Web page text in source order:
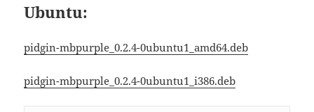
Ubuntu:
pidgin-mbpurple_0.2.4-0ubuntu1_amd64.deb
pidgin-mbpurple_0.2.4-0ubuntu1_i386.deb